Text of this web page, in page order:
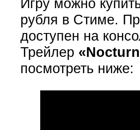
Игру можно
рубля в Стиме.
доступен на
Трейлер
посмотреть ниже: